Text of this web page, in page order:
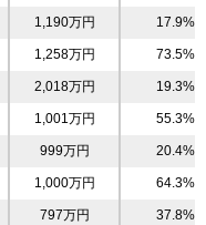
1,190万円 17.9%
1,258万円 73.5%
2,018万円 19.3%
1,001万円 55.3%
999万円 20.4%
1,000万円 64.3%
797万円 37.8%